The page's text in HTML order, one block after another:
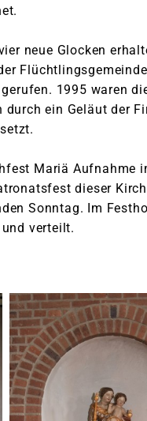
neue Glocken
1995 waren
ein Geläut der
Mariä Aufnahme
dieser
Sonntag. Im
und verteilt.